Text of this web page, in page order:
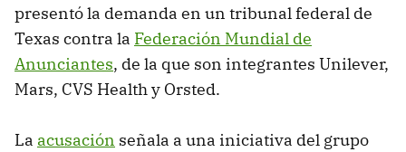
presentó la demanda en un tribunal federal de
Texas contra la Federación Mundial de
Anunciantes, de la que son integrantes Unilever,
Mars, CVS Health y Orsted.
La acusación señala a una iniciativa del grupo